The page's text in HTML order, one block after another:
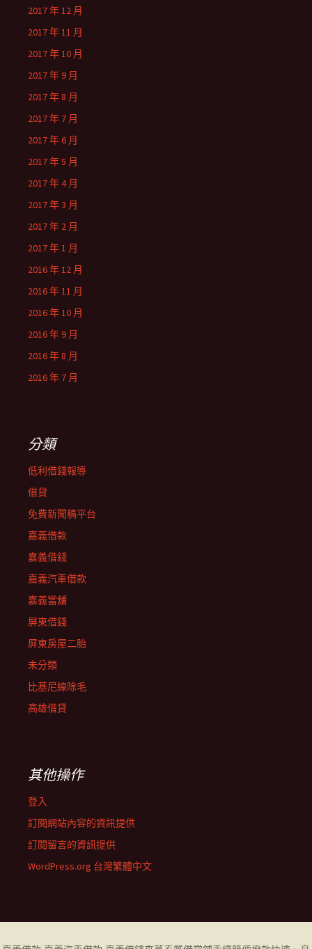
2017 年 12 月
2017 年 11 月
2017 年 10 月
2017 年 9 月
2017 年 8 月
2017 年 7 月
2017 年 6 月
2017 年 5 月
2017 年 4 月
2017 年 3 月
2017 年 2 月
2017 年 1 月
2016 年 12 月
2016 年 11 月
2016 年 10 月
2016 年 9 月
2016 年 8 月
2016 年 7 月
分類
低利借錢報導
借貸
免費新聞稿平台
嘉義借款
嘉義借錢
嘉義汽車借款
嘉義當舖
屏東借錢
屏東房屋二胎
未分類
比基尼線除毛
高雄借貸
其他操作
登入
訂閱網站內容的資訊提供
訂閱留言的資訊提供
WordPress.org 台灣繁體中文